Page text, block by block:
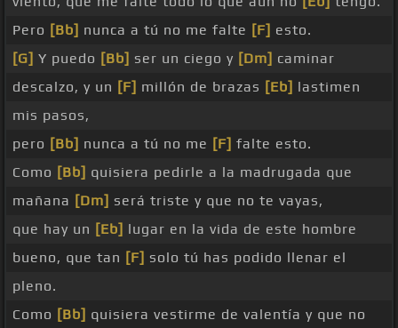
Pero [Bb] nunca a tú no me falte [F] esto.
[G] Y puedo [Bb] ser un ciego y [Dm] caminar
descalzo, y un [F] millón de brazas [Eb] lastimen
mis pasos,
pero [Bb] nunca a tú no me [F] falte esto.
Como [Bb] quisiera pedirle a la madrugada que
mañana [Dm] será triste y que no te vayas,
que hay un [Eb] lugar en la vida de este hombre
bueno, que tan [F] solo tú has podido llenar el
pleno.
Como [Bb] quisiera vestirme de valentía y que no